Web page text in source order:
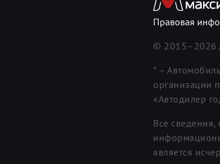
Правовая
© 2015– 2026
* –
организации
«Автодилер
Все
является